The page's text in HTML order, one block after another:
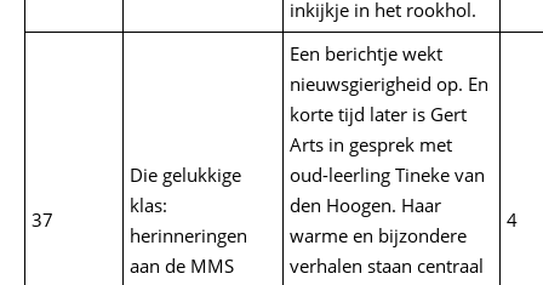
inkijkje in het rookhol.
37
Die gelukkige
klas:
herinneringen
aan de MMS
Een berichtje wekt
nieuwsgierigheid op. En
korte tijd later is Gert
Arts in gesprek met
oud-leerling Tineke van
den Hoogen. Haar
warme en bijzondere
verhalen staan centraal
4